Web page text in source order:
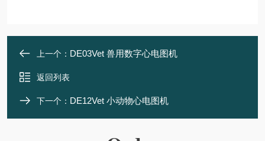
上一个： DE03Vet 兽用数字心电图机
返回列表
下一个： DE12Vet 小动物心电图机